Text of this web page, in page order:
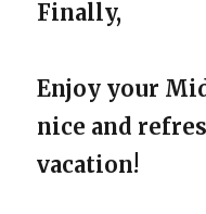
Finally,
Enjoy your
nice and
vacation!